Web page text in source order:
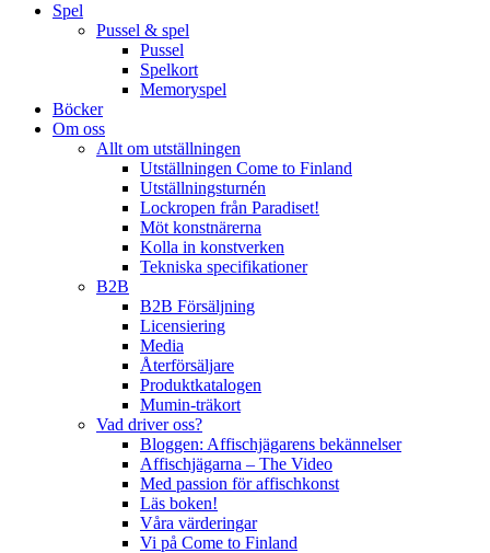
Spel
Pussel & spel
Pussel
Spelkort
Memoryspel
Böcker
Om oss
Allt om utställningen
Utställningen Come to Finland
Utställningsturnén
Lockropen från Paradiset!
Möt konstnärerna
Kolla in konstverken
Tekniska specifikationer
B2B
B2B Försäljning
Licensiering
Media
Återförsäljare
Produktkatalogen
Mumin-träkort
Vad driver oss?
Bloggen: Affischjägarens bekännelser
Affischjägarna – The Video
Med passion för affischkonst
Läs boken!
Våra värderingar
Vi på Come to Finland